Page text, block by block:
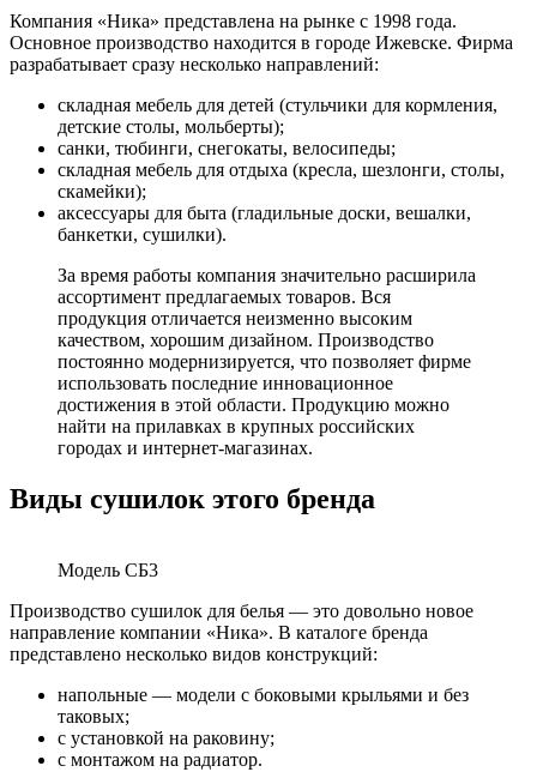
Компания «Ника» представлена на рынке с 1998 года.
Основное производство находится в городе Ижевске. Фирма
разрабатывает сразу несколько направлений:
складная мебель для детей (стульчики для кормления,
детские столы, мольберты);
санки, тюбинги, снегокаты, велосипеды;
складная мебель для отдыха (кресла, шезлонги, столы,
скамейки);
аксессуары для быта (гладильные доски, вешалки,
банкетки, сушилки).
За время работы компания значительно расширила
ассортимент предлагаемых товаров. Вся
продукция отличается неизменно высоким
качеством, хорошим дизайном. Производство
постоянно модернизируется, что позволяет фирме
использовать последние инновационное
достижения в этой области. Продукцию можно
найти на прилавках в крупных российских
городах и интернет-магазинах.
Виды сушилок этого бренда
Модель СБ3
Производство сушилок для белья — это довольно новое
направление компании «Ника». В каталоге бренда
представлено несколько видов конструкций:
напольные — модели с боковыми крыльями и без
таковых;
с установкой на раковину;
с монтажом на радиатор.